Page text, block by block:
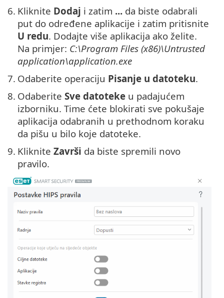
6. Kliknite Dodaj i zatim ... da biste odabrali
put do određene aplikacije i zatim pritisnite
U redu. Dodajte više aplikacija ako želite.
Na primjer: C:\Program Files (x86)\Untrusted
application\application.exe
7. Odaberite operaciju Pisanje u datoteku.
8. Odaberite Sve datoteke u padajućem
izborniku. Time ćete blokirati sve pokušaje
aplikacija odabranih u prethodnom koraku
da pišu u bilo koje datoteke.
9. Kliknite Završi da biste spremili novo
pravilo.